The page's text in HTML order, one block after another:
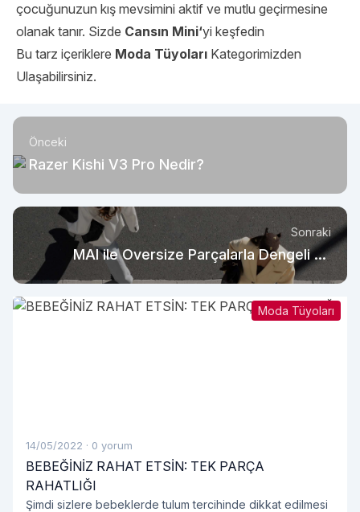
çocuğunuzun kış mevsimini aktif ve mutlu geçirmesine
olanak tanır. Sizde Cansın Mini‘yi keşfedin
Bu tarz içeriklere Moda Tüyoları Kategorimizden
Ulaşabilirsiniz.
Önceki
Razer Kishi V3 Pro Nedir?
Sonraki
MAI ile Oversize Parçalarla Dengeli ve
Modern Görünüm
Moda Tüyoları
14/05/2022 · 0 yorum
BEBEĞİNİZ RAHAT ETSİN: TEK PARÇA
RAHATLIĞI
Şimdi sizlere bebeklerde tulum tercihinde dikkat edilmesi